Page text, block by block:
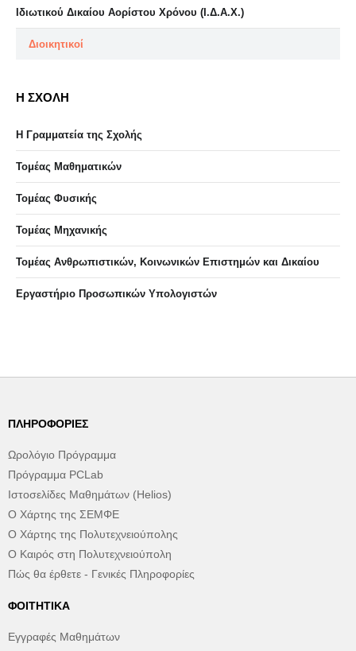
Ιδιωτικού Δικαίου Αορίστου Χρόνου (Ι.Δ.Α.Χ.)
Διοικητικοί
Η ΣΧΟΛΗ
Η Γραμματεία της Σχολής
Τομέας Μαθηματικών
Τομέας Φυσικής
Τομέας Μηχανικής
Τομέας Ανθρωπιστικών, Κοινωνικών Επιστημών και Δικαίου
Eργαστήριo Προσωπικών Υπολογιστών
ΠΛΗΡΟΦΟΡΊΕΣ
Ωρολόγιο Πρόγραμμα
Πρόγραμμα PCLab
Ιστοσελίδες Μαθημάτων (Helios)
Ο Χάρτης της ΣΕΜΦΕ
Ο Χάρτης της Πολυτεχνειούπολης
Ο Καιρός στη Πολυτεχνειούπολη
Πώς θα έρθετε - Γενικές Πληροφορίες
ΦΟΙΤΗΤΙΚΆ
Εγγραφές Μαθημάτων